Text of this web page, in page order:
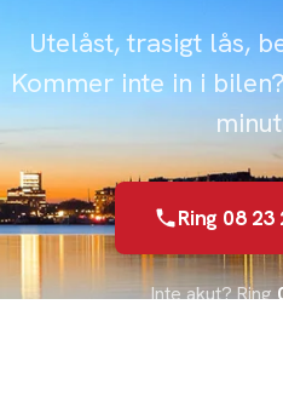
Utelåst, trasigt lås,
Kommer inte in i
Ring 08 23
Inte akut? Ring